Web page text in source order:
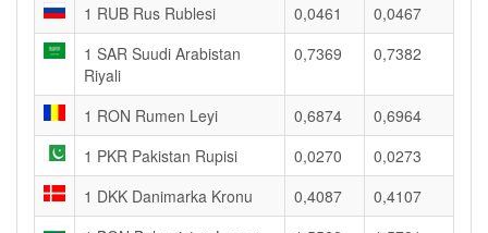
1 RUB Rus Rublesi
0,0461
0,0467
1 SAR Suudi Arabistan
Riyali
0,7369 0,7382
1 RON Rumen Leyi 0,6874
0,6964
1 PKR Pakistan Rupisi
0,0270
0,0273
1 DKK Danimarka Kronu
0,4087
0,4107